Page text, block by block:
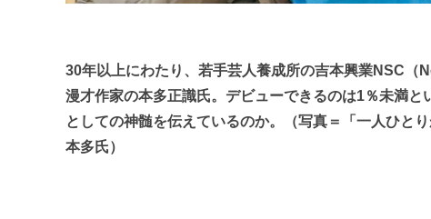
30年以上にわたり、若手芸人養成所の吉本興業NSC
漫才作家の本多正識氏。デビューできるのは1％未満
としての神髄を伝えているのか。（写真＝「一人ひと
本多氏）